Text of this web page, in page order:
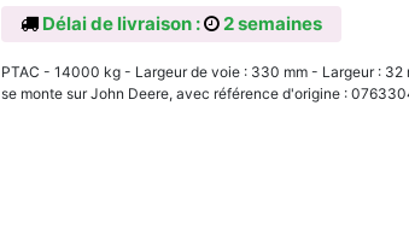
Délai de livraison : 2 semaines
PTAC - 14000 kg - Largeur de voie : 330 mm - Largeur :
se monte sur John Deere, avec référence d'origine :